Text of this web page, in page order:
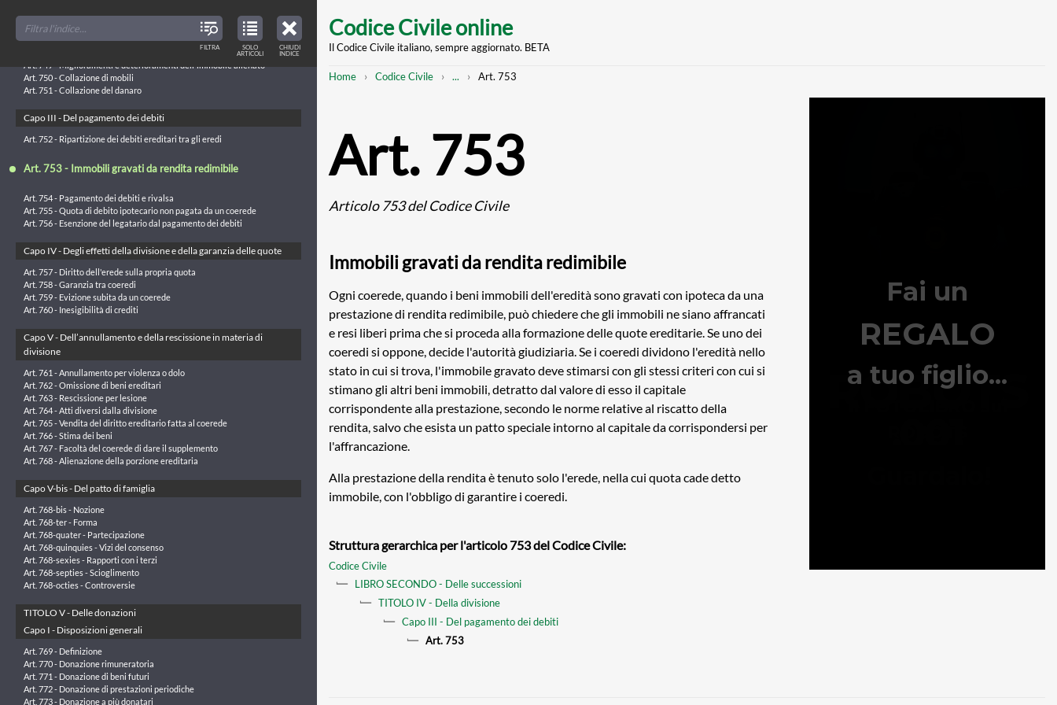
TABLE
OF
CONTENTS
CHIUDI
INDICE
main
Codice Civile online
Il Codice Civile italiano, sempre aggiornato. BETA
Breadcrumb
Home Codice Civile
Mostra
... Art. 753
Art. 753
Articolo 753 del Codice Civile
Immobili gravati da rendita redimibile
Ogni coerede, quando i beni immobili dell'eredità sono gravati con ipoteca da una
prestazione di rendita redimibile, può chiedere che gli immobili ne siano affrancati
e resi liberi prima che si proceda alla formazione delle quote ereditarie. Se uno dei
coeredi si oppone, decide l'autorità giudiziaria. Se i coeredi dividono l'eredità nello
stato in cui si trova, l'immobile gravato deve stimarsi con gli stessi criteri con cui si
stimano gli altri beni immobili, detratto dal valore di esso il capitale
corrispondente alla prestazione, secondo le norme relative al riscatto della
rendita, salvo che esista un patto speciale intorno al capitale da corrispondersi per
l'affrancazione.
Alla prestazione della rendita è tenuto solo l'erede, nella cui quota cade detto
immobile, con l'obbligo di garantire i coeredi.
Struttura gerarchica per l'articolo 753 del Codice Civile:
Codice Civile
LIBRO SECONDO - Delle successioni
TITOLO IV - Della divisione
Capo III - Del pagamento dei debiti
Art. 753
TOC
TITLES
FILTRA
VIEW
ONLY
ARTICLES
IN
TABLE
SOLO
ARTICOLI
Art. 745 - Frutti e interessi
Art. 746 - Collazione d'immobili
Art. 747 - Collazione per imputazione
Art. 748 - Miglioramenti, spese e deterioramenti
Art. 749 - Miglioramenti e deterioramenti dell'immobile alienato
Art. 750 - Collazione di mobili
Art. 751 - Collazione del danaro
Capo III - Del pagamento dei debiti
Art. 752 - Ripartizione dei debiti ereditari tra gli eredi
Art. 753 - Immobili gravati da rendita redimibile
Art. 754 - Pagamento dei debiti e rivalsa
Art. 755 - Quota di debito ipotecario non pagata da un coerede
Art. 756 - Esenzione del legatario dal pagamento dei debiti
Capo IV - Degli effetti della divisione e della garanzia delle quote
Art. 757 - Diritto dell'erede sulla propria quota
Art. 758 - Garanzia tra coeredi
Art. 759 - Evizione subita da un coerede
Art. 760 - Inesigibilità di crediti
Capo V - Dell’annullamento e della rescissione in materia di
divisione
Art. 761 - Annullamento per violenza o dolo
Art. 762 - Omissione di beni ereditari
Art. 763 - Rescissione per lesione
Art. 764 - Atti diversi dalla divisione
Art. 765 - Vendita del diritto ereditario fatta al coerede
Art. 766 - Stima dei beni
Art. 767 - Facoltà del coerede di dare il supplemento
Art. 768 - Alienazione della porzione ereditaria
Capo V-bis - Del patto di famiglia
Art. 768-bis - Nozione
Art. 768-ter - Forma
Art. 768-quater - Partecipazione
Art. 768-quinquies - Vizi del consenso
Art. 768-sexies - Rapporti con i terzi
Art. 768-septies - Scioglimento
Art. 768-octies - Controversie
TITOLO V - Delle donazioni
Capo I - Disposizioni generali
Art. 769 - Definizione
Art. 770 - Donazione rimuneratoria
Art. 771 - Donazione di beni futuri
Art. 772 - Donazione di prestazioni periodiche
Art. 773 - Donazione a più donatari